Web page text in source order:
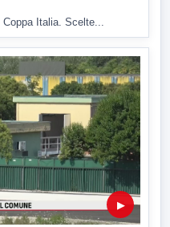
Italia. Scelte...
▶